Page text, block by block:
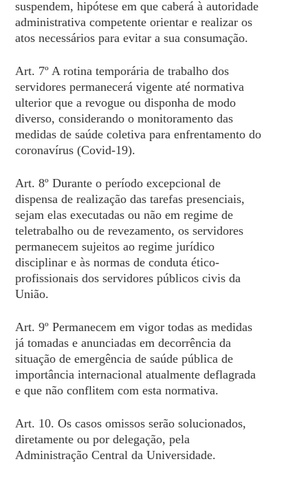
suspendem, hipótese em que caberá à autoridade
administrativa competente orientar e realizar os
atos necessários para evitar a sua consumação.
Art. 7º A rotina temporária de trabalho dos
servidores permanecerá vigente até normativa
ulterior que a revogue ou disponha de modo
diverso, considerando o monitoramento das
medidas de saúde coletiva para enfrentamento do
coronavírus (Covid-19).
Art. 8º Durante o período excepcional de
dispensa de realização das tarefas presenciais,
sejam elas executadas ou não em regime de
teletrabalho ou de revezamento, os servidores
permanecem sujeitos ao regime jurídico
disciplinar e às normas de conduta ético-
profissionais dos servidores públicos civis da
União.
Art. 9º Permanecem em vigor todas as medidas
já tomadas e anunciadas em decorrência da
situação de emergência de saúde pública de
importância internacional atualmente deflagrada
e que não conflitem com esta normativa.
Art. 10. Os casos omissos serão solucionados,
diretamente ou por delegação, pela
Administração Central da Universidade.